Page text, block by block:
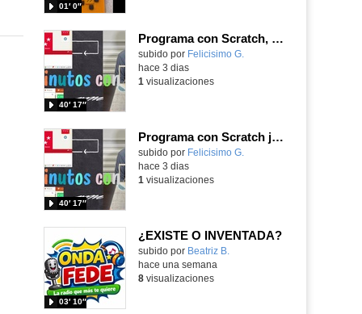
01′ 0″
Programa con Scratch, 8 diferentes juegos para vivir la emoción de los partidos de España en el mundial 2026
Contenido educativo.
subido por Felicisimo G.
40′ 17″
hace 3 dias
1 visualizaciones
Programa con Scratch juegos con los partidos del mundial 2026 ganados por España
Contenido educativo.
subido por Felicisimo G.
40′ 17″
hace 3 dias
1 visualizaciones
¿EXISTE O INVENTADA?
Contenido educativo.
subido por Beatriz B.
03′ 10″
hace una semana
8visualizaciones